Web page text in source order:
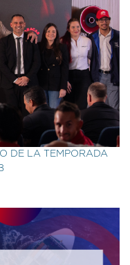
DE LA TEMPORADA